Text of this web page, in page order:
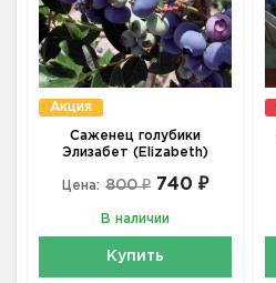
Акция
Саженец голубики
Элизабет (Elizabeth)
Цена: 800 ₽ 740 ₽
В наличии
Купить